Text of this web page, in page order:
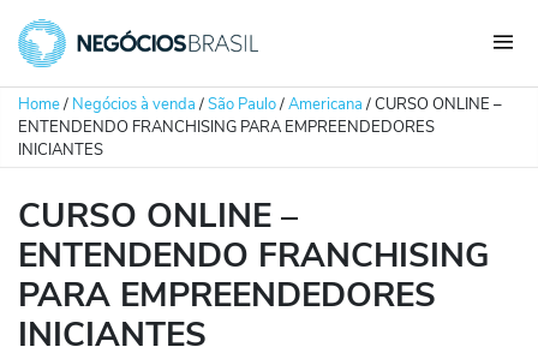
Home/ Negócios à venda/São Paulo/Americana/CURSO ONLINE –
ENTENDENDO FRANCHISING PARA EMPREENDEDORES
INICIANTES
CURSO ONLINE –
ENTENDENDO FRANCHISING
PARA EMPREENDEDORES
INICIANTES